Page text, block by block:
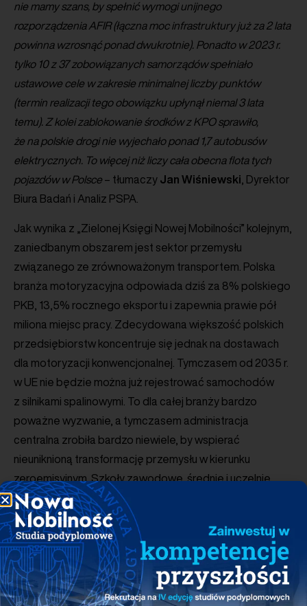
nie mamy szans, by spełnić wymogi unijnego
rozporządzenia AFIR (łączna moc infrastruktury już za 2 lata
powinna wzrosnąć ponad dwukrotnie). Ponadto w 2023 r.
tylko 10 z 37 zobowiązanych samorządów spełniało
ustawowe cele w zakresie minimalnej liczby punktów
(termin realizacji tego obowiązku upłynął niemal 3 lata
temu). Z kolei zablokowanie środków z KPO sprawiło,
że na polskie drogi nie wyjechało ponad 1,7 autobusów
elektrycznych. To więcej niż liczy cała obecna flota tych
pojazdów w Polsce – tłumaczy Jan Wiśniewski , Dyrektor
Biura Badań i Analiz PSPA.
Jak wynika z „Zielonej Księgi Nowej Mobilności” kolejnym,
zaniedbanym obszarem jest sektor przemysłu
związanego ze zrównoważonym transportem. Polska
branża motoryzacyjna odpowiada dziś za 8% polskiego
PKB, 13,5% rocznego eksportu i zapewnia prawie pół
miliona miejsc pracy. Zdecydowana większość polskich
przedsiębiorstw koncentruje się jednak na dostawach
dla motoryzacji konwencjonalnej. Tymczasem od 2035 r.
w UE nie będzie można już rejestrować samochodów
z silnikami spalinowymi. To dla całej branży bardzo
poważne wyzwanie, a tymczasem administracja
centralna zrobiła bardzo niewiele, by wspierać
nieuniknioną transformację przemysłu w kierunku
zeroemisyjnym. Szkoły zawodowe, średnie i uczelnie
wyższe w Polsce nadal nie są przystosowane
programowo do kształcenia odpowiednio
wykwalifikowanych kadr branży e-mobility. W mediach
regularnie słyszy się ponadto, że inwestorzy, którzy brali
pod uwagę Polskę jako miejsce lokalizacji swoich fabryk
lub ośrodków badawczych, ostatecznie wybrali inny kraj,